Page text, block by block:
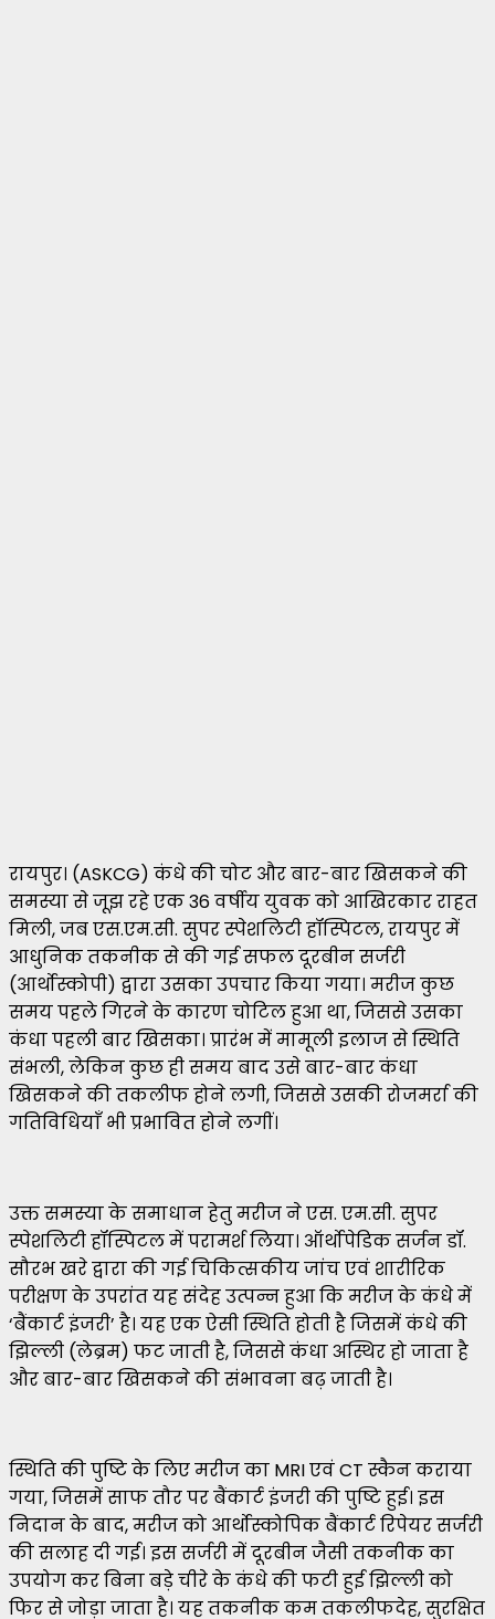
रायपुर। (ASKCG) कंधे की चोट और बार-बार खिसकने की
समस्या से जूझ रहे एक 36 वर्षीय युवक को आखिरकार राहत
मिली, जब एस.एम.सी. सुपर स्पेशलिटी हॉस्पिटल, रायपुर में
आधुनिक तकनीक से की गई सफल दूरबीन सर्जरी
(आर्थोस्कोपी) द्वारा उसका उपचार किया गया। मरीज कुछ
समय पहले गिरने के कारण चोटिल हुआ था, जिससे उसका
कंधा पहली बार खिसका। प्रारंभ में मामूली इलाज से स्थिति
संभली, लेकिन कुछ ही समय बाद उसे बार-बार कंधा
खिसकने की तकलीफ होने लगी, जिससे उसकी रोजमर्रा की
गतिविधियाँ भी प्रभावित होने लगीं।
उक्त समस्या के समाधान हेतु मरीज ने एस. एम.सी. सुपर
स्पेशलिटी हॉस्पिटल में परामर्श लिया। ऑर्थोपेडिक सर्जन डॉ.
सौरभ खरे द्वारा की गई चिकित्सकीय जांच एवं शारीरिक
परीक्षण के उपरांत यह संदेह उत्पन्न हुआ कि मरीज के कंधे में
‘बैंकार्ट इंजरी’ है। यह एक ऐसी स्थिति होती है जिसमें कंधे की
झिल्ली (लेब्रम) फट जाती है, जिससे कंधा अस्थिर हो जाता है
और बार-बार खिसकने की संभावना बढ़ जाती है।
स्थिति की पुष्टि के लिए मरीज का MRI एवं CT स्कैन कराया
गया, जिसमें साफ तौर पर बैंकार्ट इंजरी की पुष्टि हुई। इस
निदान के बाद, मरीज को आर्थोस्कोपिक बैंकार्ट रिपेयर सर्जरी
की सलाह दी गई। इस सर्जरी में दूरबीन जैसी तकनीक का
उपयोग कर बिना बड़े चीरे के कंधे की फटी हुई झिल्ली को
फिर से जोड़ा जाता है। यह तकनीक कम तकलीफदेह, सुरक्षित